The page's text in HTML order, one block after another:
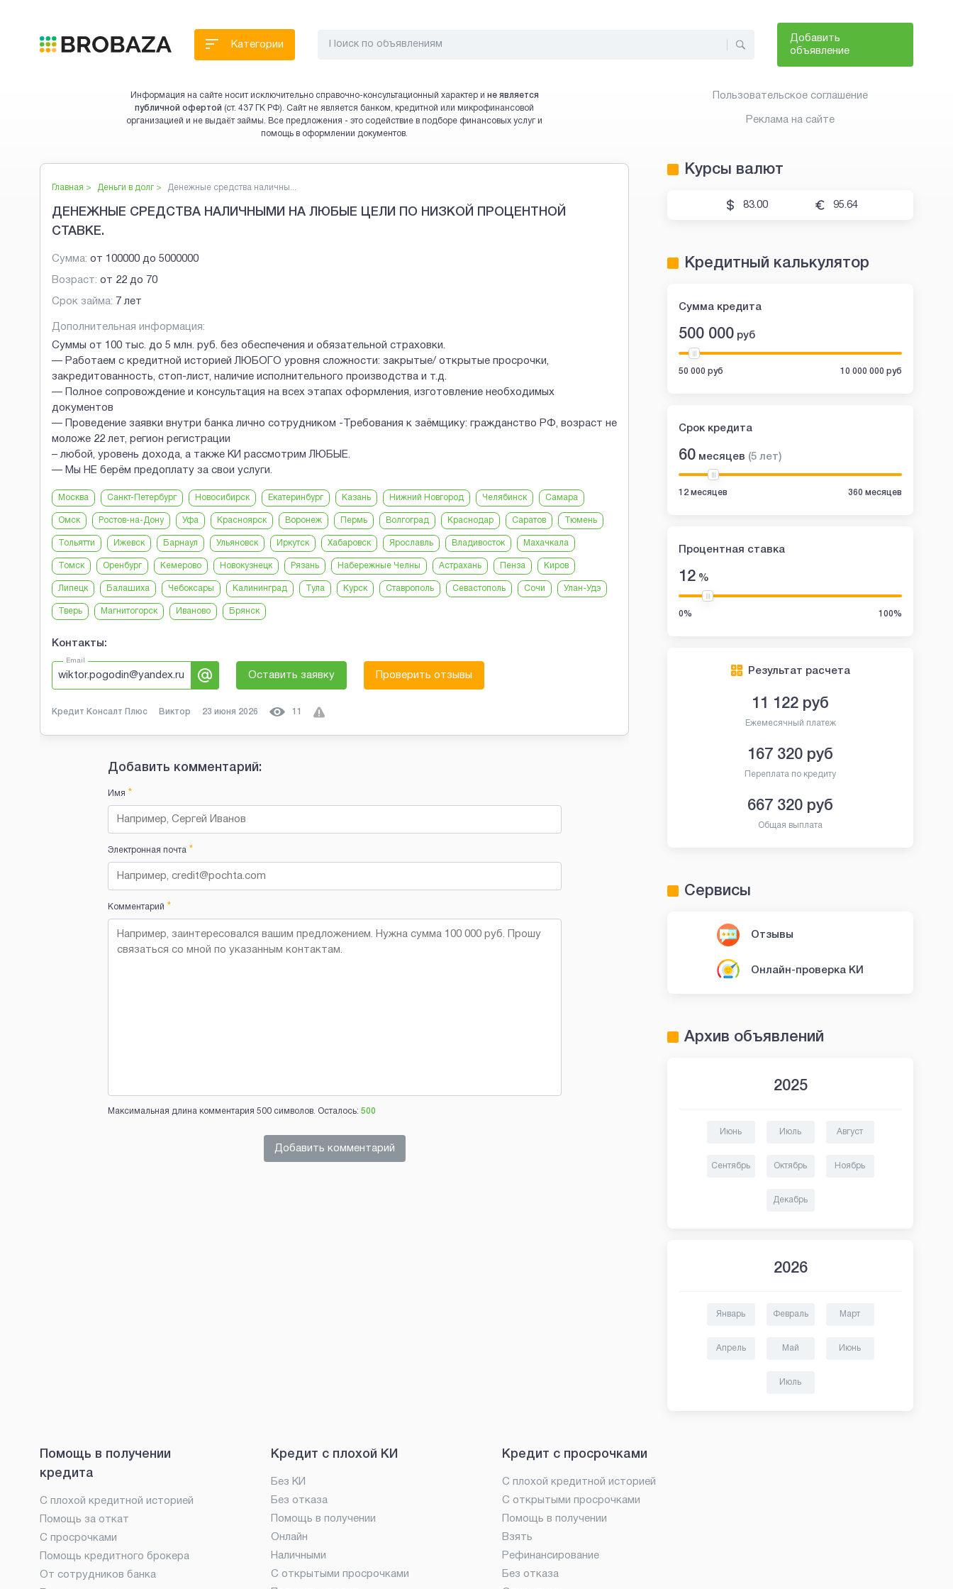
Добавить
объявление
Категории
Информация на сайте носит исключительно справочно-консультационный характер и не является
публичной офертой (ст. 437 ГК РФ). Сайт не является банком, кредитной или микрофинансовой
организацией и не выдаёт займы. Все предложения - это содействие в подборе финансовых услуг и
помощь в оформлении документов.
Главная > Деньги в долг> Денежные средства наличны...
ДЕНЕЖНЫЕ СРЕДСТВА НАЛИЧНЫМИ НА ЛЮБЫЕ ЦЕЛИ ПО НИЗКОЙ ПРОЦЕНТНОЙ
СТАВКЕ.
Сумма: от 100000 до 5000000
Возраст: от 22 до 70
Срок займа: 7 лет
Дополнительная информация:
Суммы от 100 тыс. до 5 млн. руб. без обеспечения и обязательной страховки.
— Работаем с кредитной историей ЛЮБОГО уровня сложности: закрытые/ открытые просрочки,
закредитованность, стоп-лист, наличие исполнительного производства и т.д.
— Полное сопровождение и консультация на всех этапах оформления, изготовление необходимых
документов
— Проведение заявки внутри банка лично сотрудником -Требования к заёмщику: гражданство РФ, возраст не
моложе 22 лет, регион регистрации
– любой, уровень дохода, а также КИ рассмотрим ЛЮБЫЕ.
— Мы НЕ берём предоплату за свои услуги.
Москва Санкт-Петербург Новосибирск Екатеринбург Казань Нижний Новгород Челябинск Самара
Омск Ростов-на-Дону Уфа Красноярск Воронеж Пермь Волгоград Краснодар Саратов Тюмень
Тольятти Ижевск Барнаул Ульяновск Иркутск Хабаровск Ярославль Владивосток Махачкала
Томск Оренбург Кемерово Новокузнецк Рязань Набережные Челны Астрахань Пенза Киров
Липецк Балашиха Чебоксары Калининград Тула Курск Ставрополь Севастополь Сочи Улан-Удэ
Тверь Магнитогорск Иваново Брянск
Контакты:
Email
wiktor.pogodin@yandex.ru Оставить заявку Проверить отзывы
Кредит Консалт Плюс Виктор 23 июня 2026 11
Добавить комментарий:
Имя *
Электронная почта*
Комментарий *
Максимальная длина комментария 500 символов. Осталось: 500
Добавить комментарий
Пользовательское соглашение
Реклама на сайте
Курсы валют
83.00 95.64
Кредитный калькулятор
Сумма кредита
500 000 руб
50 000 руб 10 000 000 руб
Срок кредита
60 месяцев (5 лет)
12 месяцев 360 месяцев
Процентная ставка
12 %
0% 100%
Результат расчета
11 122 руб
Ежемесячный платеж
167 320 руб
Переплата по кредиту
667 320 руб
Общая выплата
Сервисы
Отзывы
Онлайн-проверка КИ
Архив объявлений
2025
Июнь Июль Август
Сентябрь Октябрь Ноябрь
Декабрь
2026
Январь Февраль Март
Апрель Май Июнь
Июль
Помощь в получении
кредита
С плохой кредитной историей
Помощь за откат
С просрочками
Помощь кредитного брокера
От сотрудников банка
Кредит с плохой КИ
Без КИ
Без отказа
Помощь в получении
Онлайн
Наличными
С открытыми просрочками
Кредит с просрочками
С плохой кредитной историей
С открытыми просрочками
Помощь в получении
Взять
Рефинансирование
Без отказа